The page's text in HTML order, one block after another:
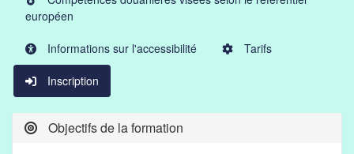
européen
Informations sur l'accessibilité Tarifs
Inscription
Objectifs de la formation